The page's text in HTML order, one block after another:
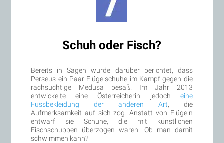
Schuh oder Fisch?
Bereits in Sagen wurde darüber berichtet, dass
Perseus ein Paar Flügelschuhe im Kampf gegen die
rachsüchtige Medusa besaß. Im Jahr 2013
entwickelte eine Österreicherin jedoch eine
Fussbekleidung der anderen Art, die
Aufmerksamkeit auf sich zog. Anstatt von Flügeln
entwarf sie Schuhe, die mit künstlichen
Fischschuppen überzogen waren. Ob man damit
schwimmen kann?